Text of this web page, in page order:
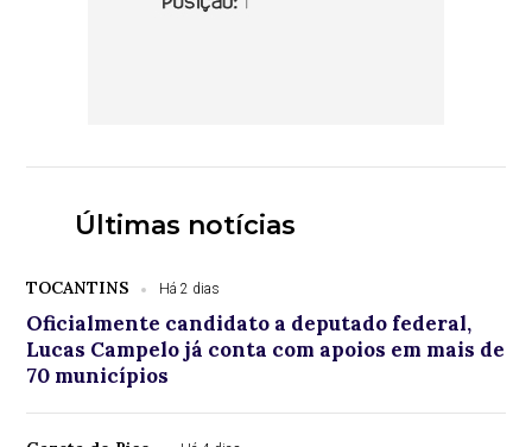
Últimas notícias
TOCANTINS Há 2 dias
Oficialmente candidato a deputado federal,
Lucas Campelo já conta com apoios em mais de
70 municípios